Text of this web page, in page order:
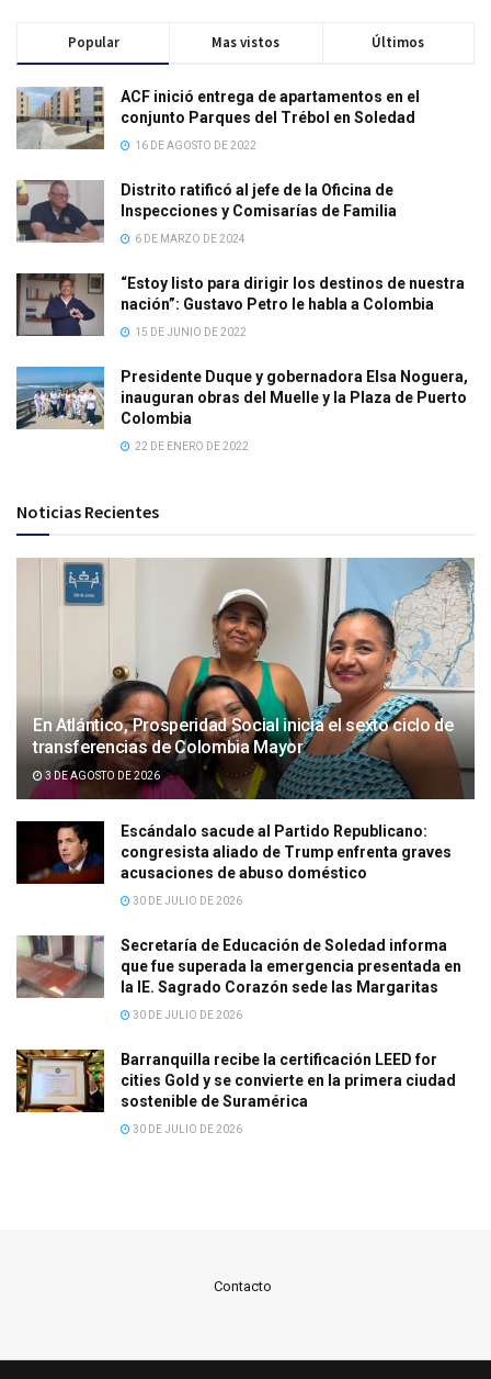
Popular Mas vistos Últimos
ACF inició entrega de apartamentos en el
conjunto Parques del Trébol en Soledad
16 DE AGOSTO DE 2022
Distrito ratificó al jefe de la Oficina de
Inspecciones y Comisarías de Familia
6 DE MARZO DE 2024
“Estoy listo para dirigir los destinos de nuestra
nación”: Gustavo Petro le habla a Colombia
15 DE JUNIO DE 2022
Presidente Duque y gobernadora Elsa Noguera,
inauguran obras del Muelle y la Plaza de Puerto
Colombia
22 DE ENERO DE 2022
Noticias Recientes
En Atlántico, Prosperidad Social inicia el sexto ciclo de
transferencias de Colombia Mayor
3 DE AGOSTO DE 2026
Escándalo sacude al Partido Republicano:
congresista aliado de Trump enfrenta graves
acusaciones de abuso doméstico
30 DE JULIO DE 2026
Secretaría de Educación de Soledad informa
que fue superada la emergencia presentada en
la IE. Sagrado Corazón sede las Margaritas
30 DE JULIO DE 2026
Barranquilla recibe la certificación LEED for
cities Gold y se convierte en la primera ciudad
sostenible de Suramérica
30 DE JULIO DE 2026
Contacto